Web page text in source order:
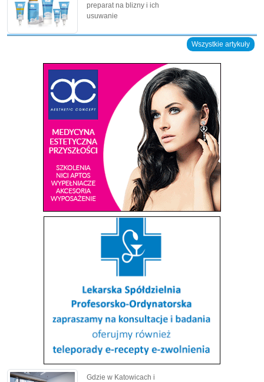
preparat na blizny i ich
usuwanie
Wszystkie artykuły
Gdzie w Katowicach i